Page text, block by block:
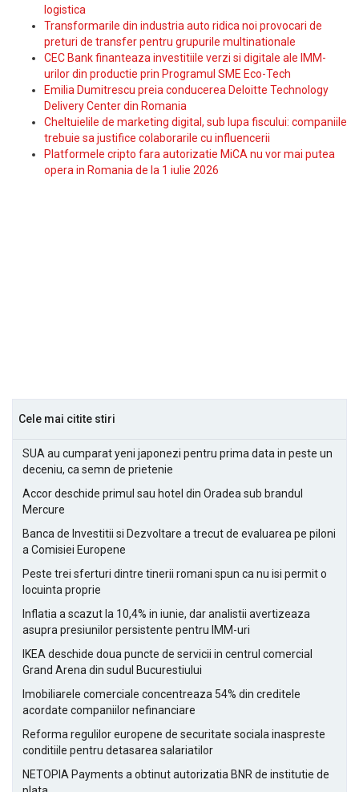
logistica
Transformarile din industria auto ridica noi provocari de
preturi de transfer pentru grupurile multinationale
CEC Bank finanteaza investitiile verzi si digitale ale IMM-
urilor din productie prin Programul SME Eco-Tech
Emilia Dumitrescu preia conducerea Deloitte Technology
Delivery Center din Romania
Cheltuielile de marketing digital, sub lupa fiscului: companiile
trebuie sa justifice colaborarile cu influencerii
Platformele cripto fara autorizatie MiCA nu vor mai putea
opera in Romania de la 1 iulie 2026
Cele mai citite stiri
SUA au cumparat yeni japonezi pentru prima data in peste un
deceniu, ca semn de prietenie
Accor deschide primul sau hotel din Oradea sub brandul
Mercure
Banca de Investitii si Dezvoltare a trecut de evaluarea pe piloni
a Comisiei Europene
Peste trei sferturi dintre tinerii romani spun ca nu isi permit o
locuinta proprie
Inflatia a scazut la 10,4% in iunie, dar analistii avertizeaza
asupra presiunilor persistente pentru IMM-uri
IKEA deschide doua puncte de servicii in centrul comercial
Grand Arena din sudul Bucurestiului
Imobiliarele comerciale concentreaza 54% din creditele
acordate companiilor nefinanciare
Reforma regulilor europene de securitate sociala inaspreste
conditiile pentru detasarea salariatilor
NETOPIA Payments a obtinut autorizatia BNR de institutie de